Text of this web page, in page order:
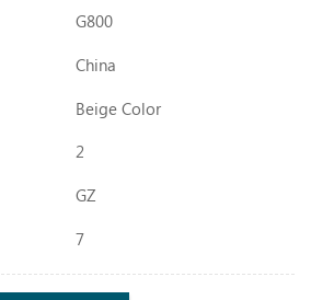
G800
China
Beige Color
2
GZ
7